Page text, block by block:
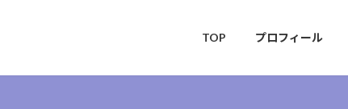
TOP プロフィール